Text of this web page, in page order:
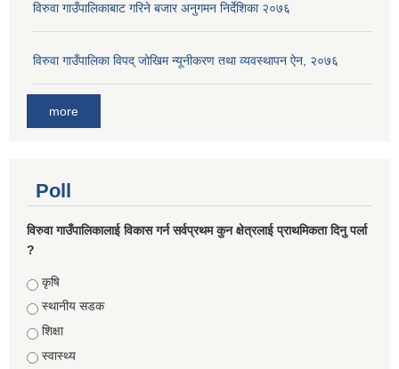
विरुवा गाउँपालिकाबाट गरिने बजार अनुगमन निर्देशिका २०७६
विरुवा गाउँपालिका विपद् जोखिम न्यूनीकरण तथा व्यवस्थापन ऐन, २०७६
more
Poll
विरुवा गाउँपालिकालाई विकास गर्न सर्वप्रथम कुन क्षेत्रलाई प्राथमिकता दिनु पर्ला
?
Choices
कृषि
स्थानीय सडक
शिक्षा
स्वास्थ्य